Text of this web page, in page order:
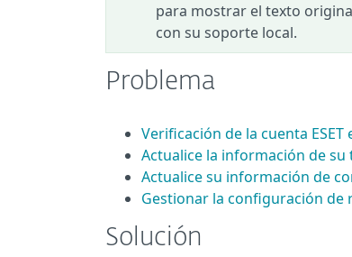
para mostrar el texto
con su soporte local.
Problema
Verificación de la cuenta ESET
Actualice la información de su
Actualice su información de
Gestionar la configuración de
Solución